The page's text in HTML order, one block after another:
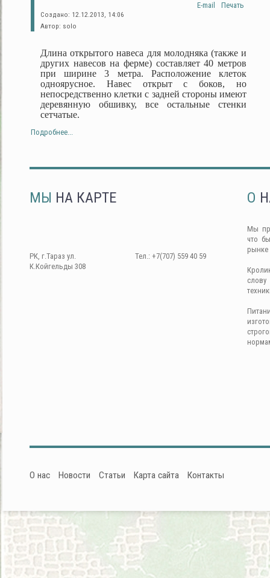
Печать
E-mail
Создано: 12.12.2013, 14:06
Автор: solo
Длина открытого навеса для молодняка (также и
других навесов на ферме) составляет 40 метров
при ширине 3 метра. Расположение клеток
одноярусное. Навес открыт с боков, но
непосредственно клетки с задней стороны имеют
деревянную обшивку, все остальные стенки
сетчатые.
Подробнее...
МЫ НА КАРТЕ
РК, г.Тараз ул.
К.Койгельды 308
Тел.: +7(707) 559 40 59
О
Мы
что
рынке
О нас Новости Статьи Карта сайта Контакты